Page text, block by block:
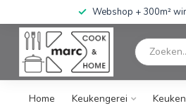
Webshop + 300m²
Home Keukengerei